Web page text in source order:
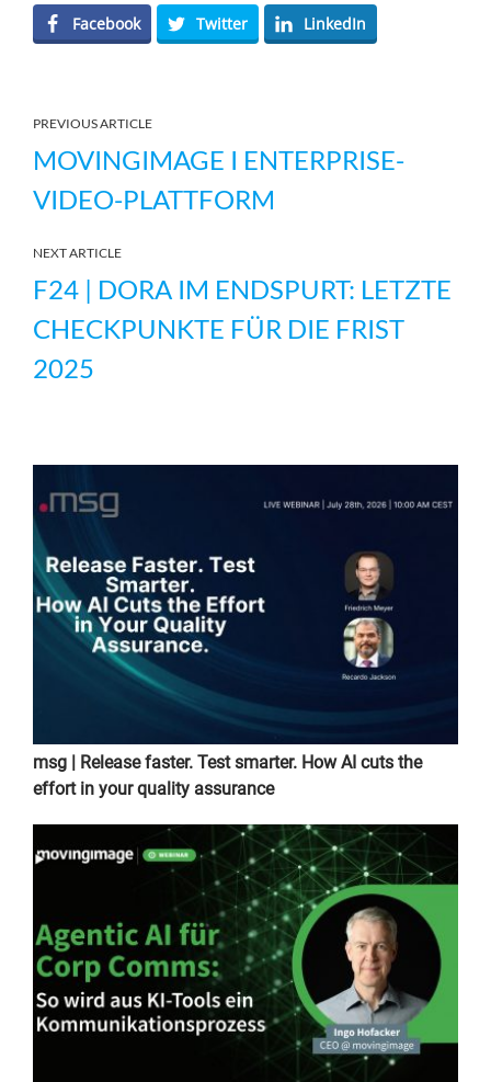
Facebook Twitter LinkedIn
PREVIOUS ARTICLE
MOVINGIMAGE I ENTERPRISE-
VIDEO-PLATTFORM
NEXT ARTICLE
F24 | DORA IM ENDSPURT: LETZTE
CHECKPUNKTE FÜR DIE FRIST
2025
msg | Release faster. Test smarter. How AI cuts the
effort in your quality assurance